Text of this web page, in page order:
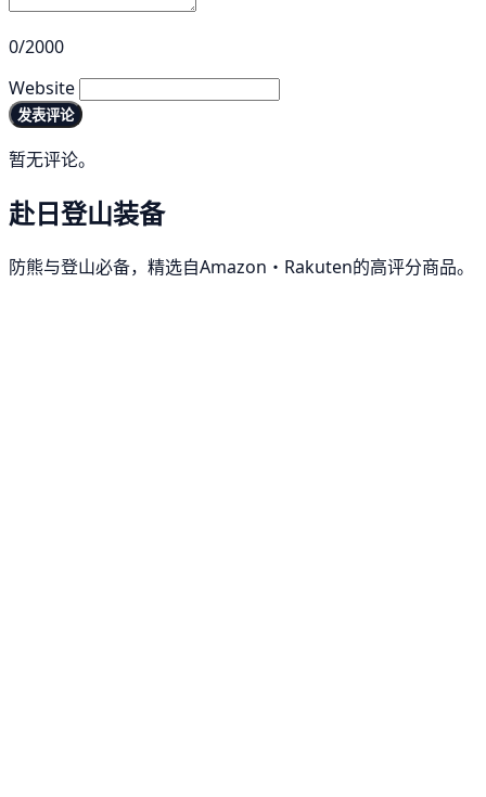
0/2000
Website
发表评论
暂无评论。
赴日登山装备
防熊与登山必备，精选自Amazon・Rakuten的高评分商品。